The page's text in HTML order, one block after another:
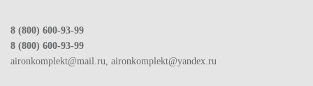
8 (800) 600-93-99
8 (800) 600-93-99
aironkomplekt@mail.ru, aironkomplekt@yandex.ru